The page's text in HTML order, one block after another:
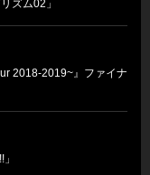
ズム02」
2018-2019~』ファイナ